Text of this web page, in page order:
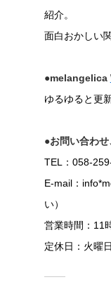
紹介。
面白おかしい
●melangelica
ゆるゆると更
●お問い合わ
TEL：058-
E-mail：
い）
営業時間：11
定休日：火曜日